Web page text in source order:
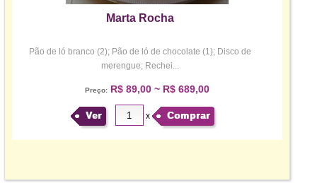
Marta Rocha
Pão de ló branco (2); Pão de ló de chocolate (1); Disco de
merengue; Rechei...
Preço:R$ 89,00 ~ R$ 689,00
Ver x Comprar